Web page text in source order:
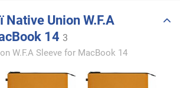
Native Union W.F.A
14 3
W.F.A Sleeve for MacBook 14